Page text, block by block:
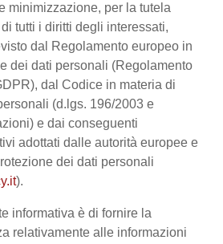
minimizzazione, per la tutela
tutti i diritti degli interessati,
dal Regolamento europeo in
dei dati personali (Regolamento
dal Codice in materia di
(d.lgs. 196/2003 e
e dai conseguenti
adottati dalle autorità europee e
dei dati personali
).
informativa è di fornire la
relativamente alle informazioni